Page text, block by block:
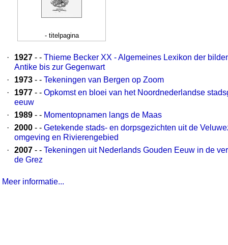
- titelpagina
· 1927 - - Thieme Becker XX - Algemeines Lexikon der
Antike bis zur Gegenwart
·
1973 - - Tekeningen van Bergen op Zoom
·
1977 - - Opkomst en bloei van het Noordnederlandse
eeuw
·
1989 - - Momentopnamen langs de Maas
·
2000 - - Getekende stads- en dorpsgezichten uit de
omgeving en Rivierengebied
·
2007 - - Tekeningen uit Nederlands Gouden Eeuw in de
de Grez
Meer informatie...